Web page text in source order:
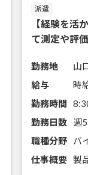
派遣
【経験を活
て測定や評
勤務地
山
給与
時
勤務時間
勤務日数
週
職種分野
仕事概要